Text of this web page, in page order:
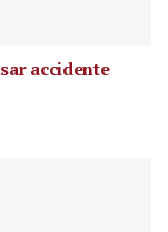
accidente